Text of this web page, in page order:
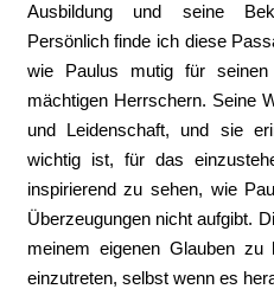
Ausbildung und seine
Persönlich finde ich diese
wie Paulus mutig für
mächtigen Herrschern. Seine
und Leidenschaft, und sie
wichtig ist, für das
inspirierend zu sehen, wie
Überzeugungen nicht aufgibt.
meinem eigenen Glauben
einzutreten, selbst wenn es